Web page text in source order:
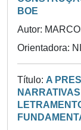
BOE
Autor:
Orientadora:
Título: A